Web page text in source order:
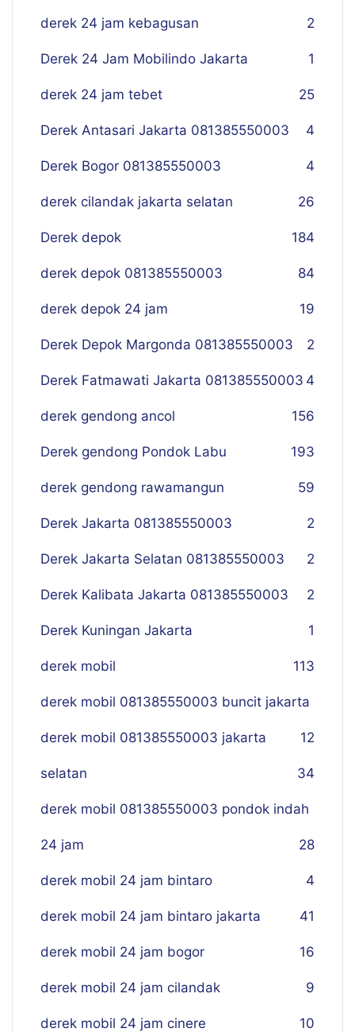
derek 24 jam kebagusan 2
Derek 24 Jam Mobilindo Jakarta 1
derek 24 jam tebet 25
Derek Antasari Jakarta 081385550003 4
Derek Bogor 081385550003 4
derek cilandak jakarta selatan 26
Derek depok 184
derek depok 081385550003 84
derek depok 24 jam 19
Derek Depok Margonda 081385550003 2
Derek Fatmawati Jakarta 081385550003 4
derek gendong ancol 156
Derek gendong Pondok Labu 193
derek gendong rawamangun 59
Derek Jakarta 081385550003 2
Derek Jakarta Selatan 081385550003 2
Derek Kalibata Jakarta 081385550003 2
Derek Kuningan Jakarta 1
derek mobil 113
derek mobil 081385550003 buncit jakarta
12
derek mobil 081385550003 jakarta
selatan 34
derek mobil 081385550003 pondok indah
24 jam 28
derek mobil 24 jam bintaro 4
derek mobil 24 jam bintaro jakarta 41
derek mobil 24 jam bogor 16
derek mobil 24 jam cilandak 9
derek mobil 24 jam cinere 10